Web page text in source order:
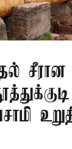
சீரான